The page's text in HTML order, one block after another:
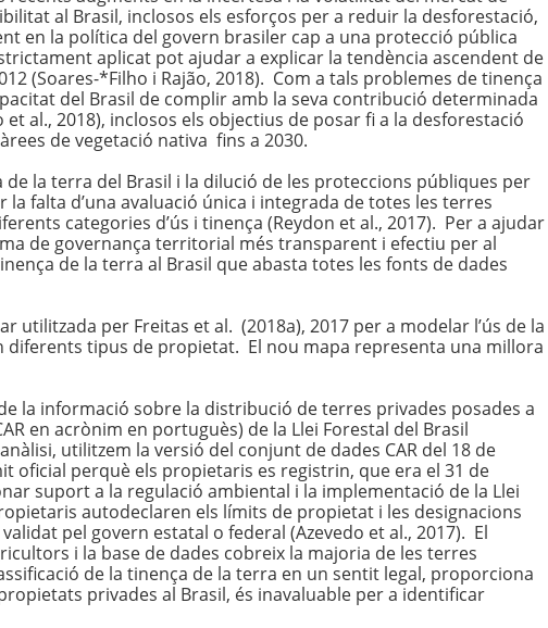
al Brasil, inclosos els esforços per a reduir la desforestació,
en la política del govern brasiler cap a una protecció pública
aplicat pot ajudar a explicar la tendència ascendent de
(Soares-*Filho i Rajão, 2018). Com a tals problemes de tinença
del Brasil de complir amb la seva contribució determinada
et al., 2018), inclosos els objectius de posar fi a la desforestació
de vegetació nativa fins a 2030.
la terra del Brasil i la dilució de les proteccions públiques per
falta d’una avaluació única i integrada de totes les terres
categories d’ús i tinença (Reydon et al., 2017). Per a ajudar
de governança territorial més transparent i efectiu per al
de la terra al Brasil que abasta totes les fonts de dades
utilitzada per Freitas et al. (2018a), 2017 per a modelar l’ús de la
diferents tipus de propietat. El nou mapa representa una millora
la informació sobre la distribució de terres privades posades a
en acrònim en portuguès) de la Llei Forestal del Brasil
utilitzem la versió del conjunt de dades CAR del 18 de
oficial perquè els propietaris es registrin, que era el 31 de
suport a la regulació ambiental i la implementació de la Llei
autodeclaren els límits de propietat i les designacions
pel govern estatal o federal (Azevedo et al., 2017). El
i la base de dades cobreix la majoria de les terres
de la tinença de la terra en un sentit legal, proporciona
privades al Brasil, és inavaluable per a identificar